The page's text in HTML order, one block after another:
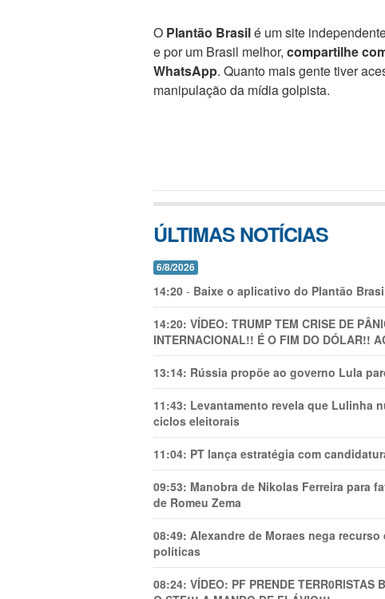
O Plantão Brasilé um site
e por um Brasil melhor, compartilhe
WhatsApp. Quanto mais gente tiver
manipulação da mídia golpista.
ÚLTIMAS NOTÍCIAS
6/8/2026
14:20 - Baixe o aplicativo do Plantão
14:20: VÍDEO: TRUMP TEM CRlSE DE
INTERNACIONAL!! É O FIM DO DÓLAR!!
13:14: Rússia propõe ao governo Lula
11:43: Levantamento revela que Lulinha
ciclos eleitorais
11:04: PT lança estratégia com
09:53: Manobra de Nikolas Ferreira para
de Romeu Zema
08:49: Alexandre de Moraes nega
políticas
08:24: VÍDEO: PF PRENDE TERR0RlSTAS